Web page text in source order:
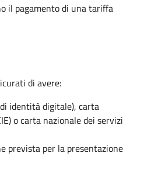
il pagamento di una tariffa
di avere:
identità digitale), carta
o carta nazionale dei servizi
prevista per la presentazione